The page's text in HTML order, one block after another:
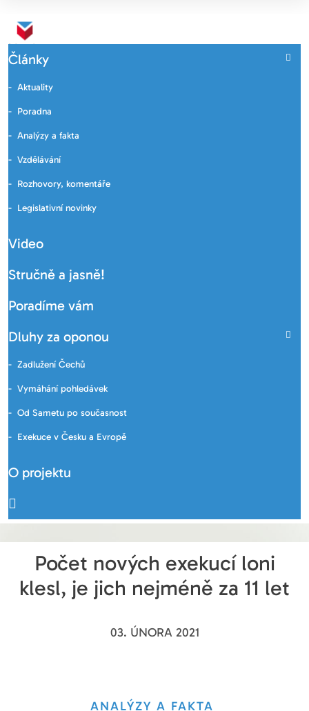
Články
Aktuality
Poradna
Analýzy a fakta
Vzdělávání
Rozhovory, komentáře
Legislativní novinky
Video
Stručně a jasně!
Poradíme vám
Dluhy za oponou
Zadlužení Čechů
Vymáhání pohledávek
Od Sametu po současnost
Exekuce v Česku a Evropě
O projektu
Počet nových exekucí loni
klesl, je jich nejméně za 11 let
03. ÚNORA 2021
ANALÝZY A FAKTA